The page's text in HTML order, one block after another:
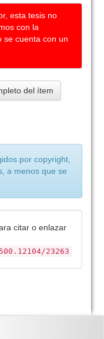
esta tesis no
con la
se cuenta con un
del ítem
por copyright,
a menos que se
citar o enlazar
23263